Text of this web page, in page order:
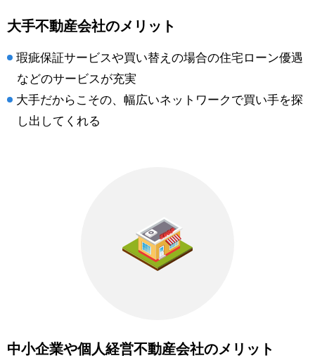
大手不動産会社のメリット
瑕疵保証サービスや買い替えの場合の住宅ローン優遇
などのサービスが充実
大手だからこその、幅広いネットワークで買い手を探
し出してくれる
中小企業や個人経営不動産会社のメリット